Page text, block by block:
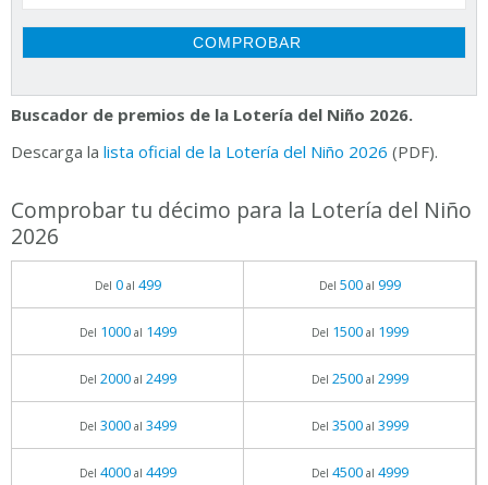
Buscador de premios de la Lotería del Niño 2026.
Descarga la lista oficial de la Lotería del Niño 2026 (PDF).
Comprobar tu décimo para la Lotería del Niño
2026
Del 0al 499 Del 500al 999
Del 1000al 1499 Del 1500al 1999
Del 2000al 2499 Del 2500al 2999
Del 3000al 3499 Del 3500al 3999
Del 4000al 4499 Del 4500al 4999